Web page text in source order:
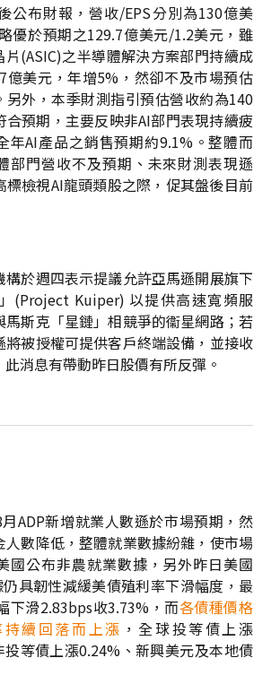
公布財報，營收/EPS分別為130億美
優於預期之129.7億美元/1.2美元，雖
(ASIC)之半導體解決方案部門持續成
億美元，年增5%，然卻不及市場預估
另外，本季財測指引預估營收約為140
合預期，主要反映非AI部門表現持續疲
年AI產品之銷售預期約9.1%。整體而
部門營收不及預期、未來財測表現遜
標檢視AI龍頭類股之際，促其盤後目前
構於週四表示提議允許亞馬遜開展旗下
(Project Kuiper) 以提供高速寬頻服
馬斯克「星鏈」相競爭的衞星網路；若
將被授權可提供客戶終端設備，並接收
消息有帶動昨日股價有所反彈。
ADP新增就業人數遜於市場預期，然
人數降低，整體就業數據紛雜，使市場
國公布非農就業數據，另外昨日美國
具韌性減緩美債殖利率下滑幅度，最
下滑2.83bps收3.73%，而各債種價格
續回落而上漲 ，全球投等債上漲
等債上漲0.24%、新興美元及本地債